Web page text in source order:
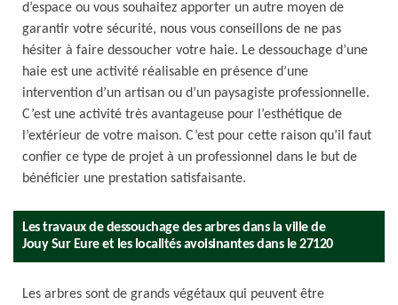
d’espace ou vous souhaitez apporter un autre moyen de
garantir votre sécurité, nous vous conseillons de ne pas
hésiter à faire dessoucher votre haie. Le dessouchage d’une
haie est une activité réalisable en présence d’une
intervention d’un artisan ou d’un paysagiste professionnelle.
C’est une activité très avantageuse pour l’esthétique de
l’extérieur de votre maison. C’est pour cette raison qu’il faut
confier ce type de projet à un professionnel dans le but de
bénéficier une prestation satisfaisante.
Les travaux de dessouchage des arbres dans la ville de
Jouy Sur Eure et les localités avoisinantes dans le 27120
Les arbres sont de grands végétaux qui peuvent être